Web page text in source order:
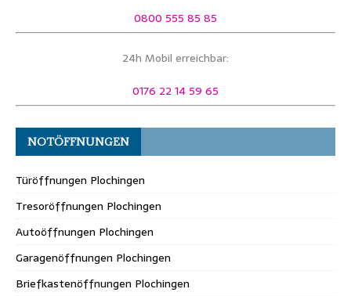
0800 555 85 85
24h Mobil erreichbar:
0176 22 14 59 65
NOTÖFFNUNGEN
Türöffnungen Plochingen
Tresoröffnungen Plochingen
Autoöffnungen Plochingen
Garagenöffnungen Plochingen
Briefkastenöffnungen Plochingen